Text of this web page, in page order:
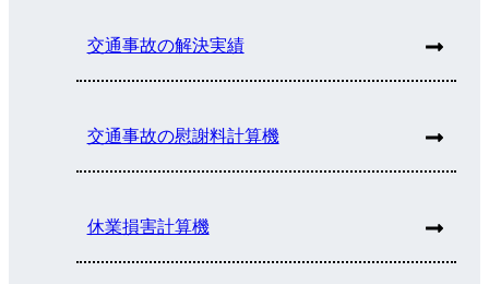
交通事故の解決実績
交通事故の慰謝料計算機
休業損害計算機